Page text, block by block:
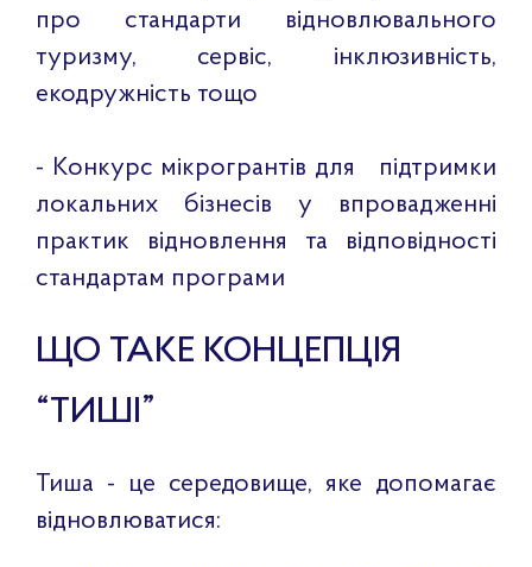
про стандарти відновлювального
туризму, сервіс, інклюзивність,
екодружність тощо
- Конкурс мікрогрантів для підтримки
локальних бізнесів у впровадженні
практик відновлення та відповідності
стандартам програми
ЩО ТАКЕ КОНЦЕПЦІЯ
“ТИШІ”
Тиша - це середовище, яке допомагає
відновлюватися: